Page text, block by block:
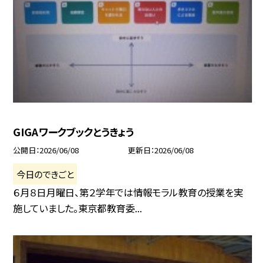
GIGAワークブックとうきょう
公開日 2026/06/08 更新日 2026/06/08
今日のできごと
６月８日月曜日、第２学年では情報モラル教育の授業を実
施していました。東京都教育委...